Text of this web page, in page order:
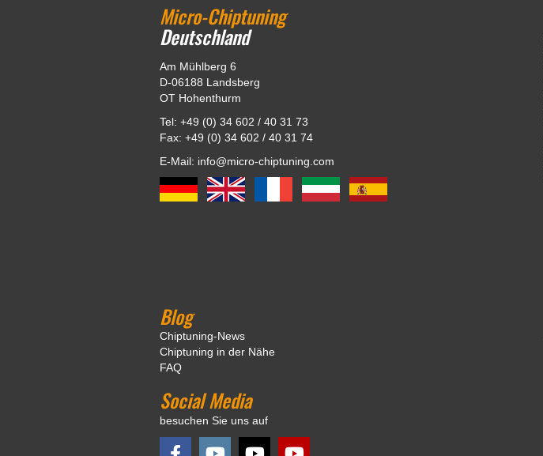
Micro-Chiptuning
Deutschland
Am Mühlberg 6
D-06188 Landsberg
OT Hohenthurm
Tel: +49 (0) 34 602 / 40 31 73
Fax: +49 (0) 34 602 / 40 31 74
E-Mail: info@micro-chiptuning.com
Blog
Chiptuning-News
Chiptuning in der Nähe
FAQ
Social Media
besuchen Sie uns auf